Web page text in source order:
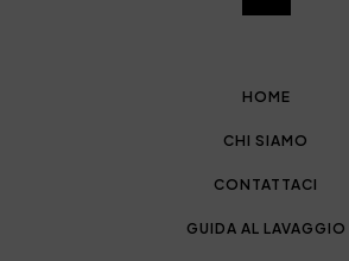
HOME
CHI SIAMO
CONTATTACI
GUIDA AL LAVAGGIO